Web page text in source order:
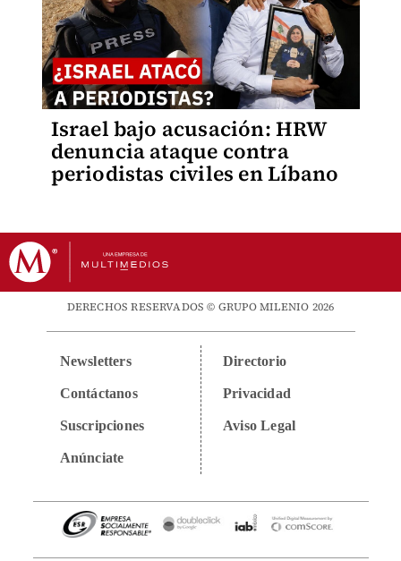
Israel bajo acusación: HRW
denuncia ataque contra
periodistas civiles en Líbano
DERECHOS RESERVADOS © GRUPO MILENIO 2026
Newsletters
Contáctanos
Suscripciones
Anúnciate
Directorio
Privacidad
Aviso Legal